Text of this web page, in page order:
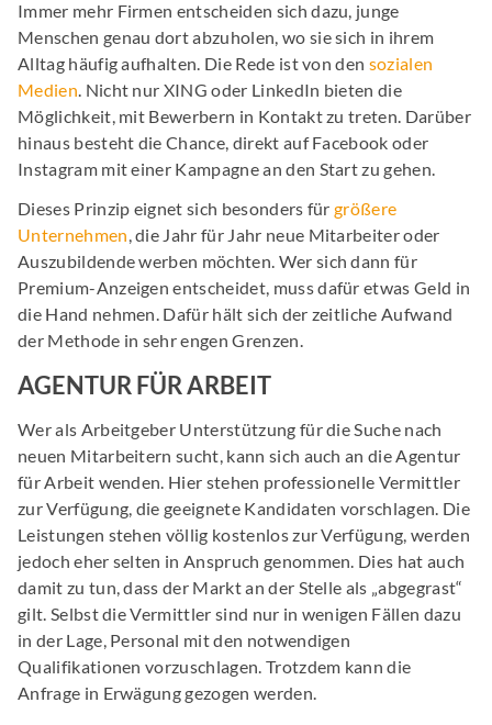
Immer mehr Firmen entscheiden sich dazu, junge
Menschen genau dort abzuholen, wo sie sich in ihrem
Alltag häufig aufhalten. Die Rede ist von den sozialen
Medien. Nicht nur XING oder LinkedIn bieten die
Möglichkeit, mit Bewerbern in Kontakt zu treten. Darüber
hinaus besteht die Chance, direkt auf Facebook oder
Instagram mit einer Kampagne an den Start zu gehen.
Dieses Prinzip eignet sich besonders fürgrößere
Unternehmen, die Jahr für Jahr neue Mitarbeiter oder
Auszubildende werben möchten. Wer sich dann für
Premium-Anzeigen entscheidet, muss dafür etwas Geld in
die Hand nehmen. Dafür hält sich der zeitliche Aufwand
der Methode in sehr engen Grenzen.
AGENTUR FÜR ARBEIT
Wer als Arbeitgeber Unterstützung für die Suche nach
neuen Mitarbeitern sucht, kann sich auch an die Agentur
für Arbeit wenden. Hier stehen professionelle Vermittler
zur Verfügung, die geeignete Kandidaten vorschlagen. Die
Leistungen stehen völlig kostenlos zur Verfügung, werden
jedoch eher selten in Anspruch genommen. Dies hat auch
damit zu tun, dass der Markt an der Stelle als „abgegrast“
gilt. Selbst die Vermittler sind nur in wenigen Fällen dazu
in der Lage, Personal mit den notwendigen
Qualifikationen vorzuschlagen. Trotzdem kann die
Anfrage in Erwägung gezogen werden.